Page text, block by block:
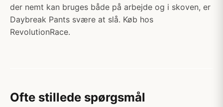
der nemt kan bruges både på arbejde og i skoven, er
Daybreak Pants svære at slå. Køb hos
RevolutionRace.
Ofte stillede spørgsmål